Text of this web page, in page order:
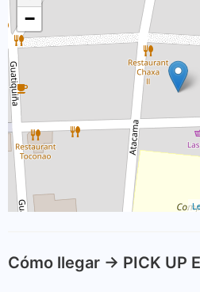
−
Cómo llegar -> PICK UP